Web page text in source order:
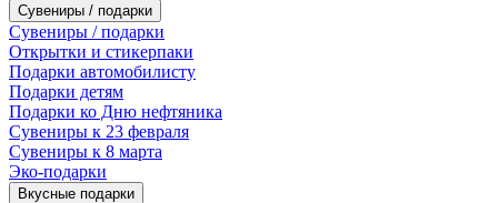
Сувениры / подарки
Сувениры / подарки
Открытки и стикерпаки
Подарки автомобилисту
Подарки детям
Подарки ко Дню нефтяника
Сувениры к 23 февраля
Сувениры к 8 марта
Эко-подарки
Вкусные подарки